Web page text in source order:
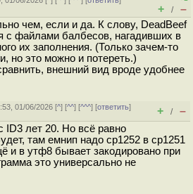
+ / –
чем, если и да. К слову, DeadBeef
с файлами балбесов, нагадивших в
их заполнения. (Только зачем-то
но это можно и потереть.)
внешний вид вроде удобнее
01/06/2026 [^] [^^] [^^^] [ответить]
+ / –
ID3 лет 20. Но всё равно
там емнип надо cp1252 в cp1251
и в утф8 бывает закодировано при
это универсально не